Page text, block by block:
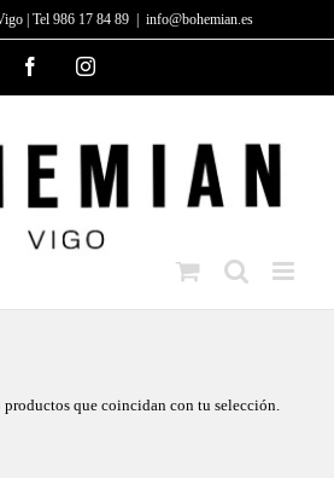
| Tel 986 17 84 89 info@bohemian.es
FacebookInstagram
productos que coincidan con tu selección.